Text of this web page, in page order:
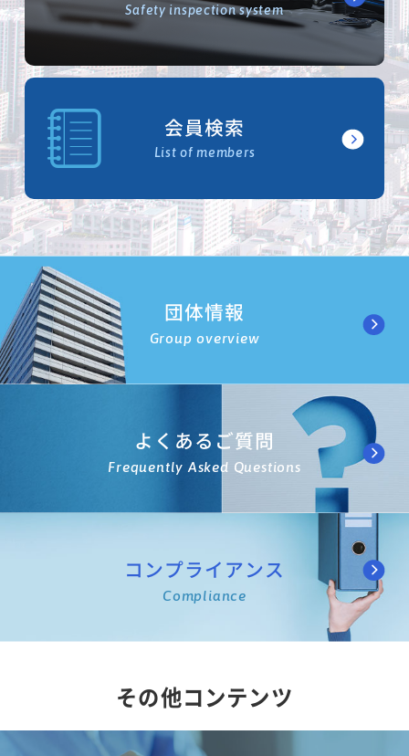
Safety inspection system
会員検索
List of members
団体情報
Group overview
よくあるご質問
Frequently Asked Questions
コンプライアンス
Compliance
その他コンテンツ